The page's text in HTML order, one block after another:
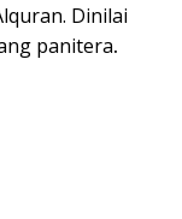
Dinilai
panitera.